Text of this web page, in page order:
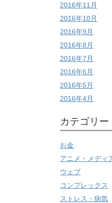
2016年11月
2016年10月
2016年9月
2016年8月
2016年7月
2016年6月
2016年5月
2016年4月
カテゴリー
お金
アニメ・メディ
ウェブ
コンプレックス
ストレス・病気